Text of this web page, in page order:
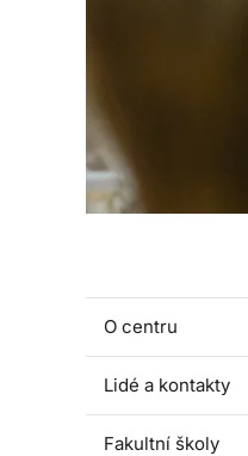
O centru
Lidé a kontakty
Fakultní školy